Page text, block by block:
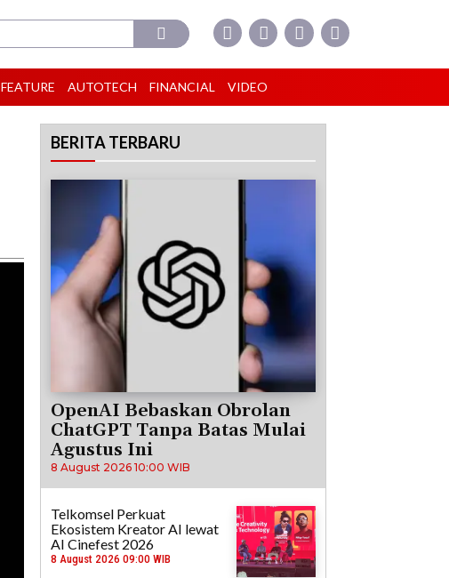
FEATURE AUTOTECH FINANCIAL VIDEO
BERITA TERBARU
OpenAI Bebaskan Obrolan
ChatGPT Tanpa Batas Mulai
Agustus Ini
8 August 2026 10:00 WIB
Telkomsel Perkuat
Ekosistem Kreator AI lewat
AI Cinefest 2026
8 August 2026 09:00 WIB